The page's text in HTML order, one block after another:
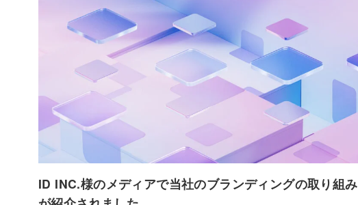
ID INC.様のメディアで当社のブランディングの取り組み